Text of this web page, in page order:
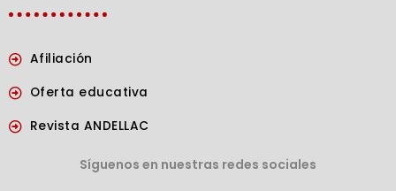
Afiliación
Oferta educativa
Revista ANDELLAC
Síguenos en nuestras redes sociales